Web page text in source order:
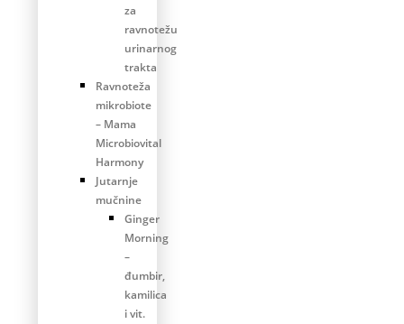
za
ravnotežu
urinarnog
trakta
Ravnoteža
mikrobiote
– Mama
Microbiovital
Harmony
Jutarnje
mučnine
Ginger
Morning
–
đumbir,
kamilica
i vit.